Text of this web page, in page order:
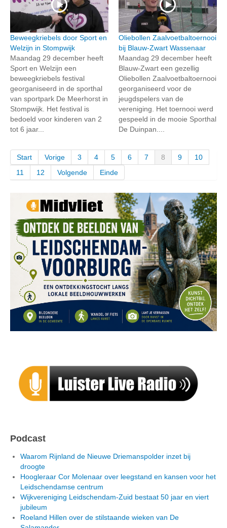
Beweegkriebels door Sport en
Welzijn in Stompwijk
Maandag 29 december heeft
Sport en Welzijn een
beweegkriebels festival
georganiseerd in de sporthal
van sportpark De Meerhorst in
Stompwijk. Het festival is
bedoeld voor kinderen van 2
tot 6 jaar...
Oliebollen Zaalvoetbaltoernooi
bij Blauw-Zwart Wassenaar
Maandag 29 december heeft
Blauw-Zwart een gezellig
Oliebollen Zaalvoetbaltoernooi
georganiseerd voor de
jeugdspelers van de
vereniging. Het toernooi werd
gespeeld in de mooie Sporthal
De Duinpan....
Start Vorige 3 4 5 6 7 8 9
10
11
12 Volgende Einde
Podcast
Waarom Rijnland de Nieuwe Driemanspolder inzet bij
droogte
Hoogleraar Cor Molenaar over leegstand en kansen voor het
Leidschendamse centrum
Wijkvereniging Leidschendam-Zuid bestaat 50 jaar en viert
jubileum
Roeland Hillen over de stilstaande wieken van De